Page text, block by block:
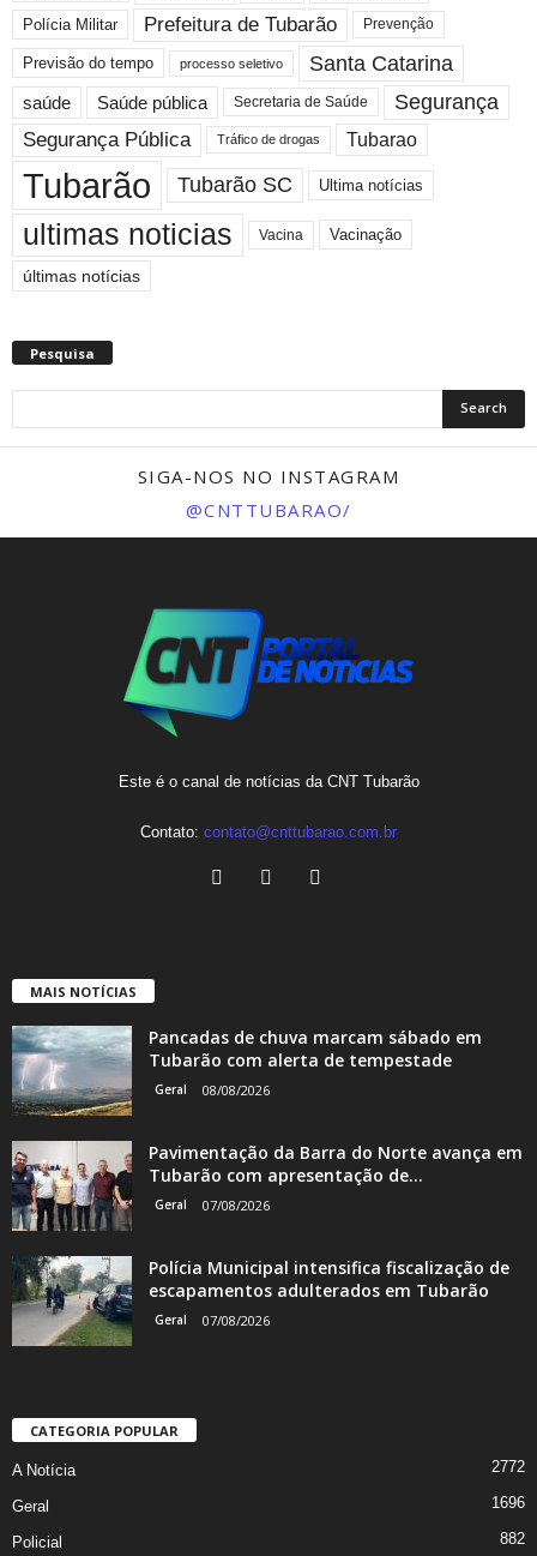
Polícia Militar
Prefeitura de Tubarão Prevenção
Previsão do tempo processo seletivo Santa Catarina
saúde Saúde pública Secretaria de Saúde Segurança
Segurança Pública Tráfico de drogas Tubarao
Tubarão Tubarão SC Ultima notícias
ultimas noticias Vacina Vacinação
últimas notícias
Pesquisa
SIGA-NOS NO INSTAGRAM
@CNTTUBARAO/
Este é o canal de notícias da CNT Tubarão
Contato: contato@cnttubarao.com.br
MAIS NOTÍCIAS
Pancadas de chuva marcam sábado em
Tubarão com alerta de tempestade
Geral 08/08/2026
Pavimentação da Barra do Norte avança em
Tubarão com apresentação de...
Geral 07/08/2026
Polícia Municipal intensifica fiscalização de
escapamentos adulterados em Tubarão
Geral 07/08/2026
CATEGORIA POPULAR
A Notícia 2772
Geral 1696
Policial 882